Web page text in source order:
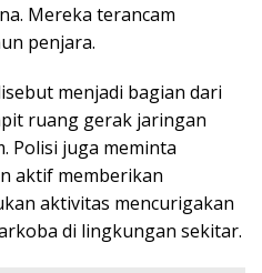
Mereka terancam
penjara.
menjadi bagian dari
ruang gerak jaringan
Polisi juga meminta
aktif memberikan
aktivitas mencurigakan
di lingkungan sekitar.